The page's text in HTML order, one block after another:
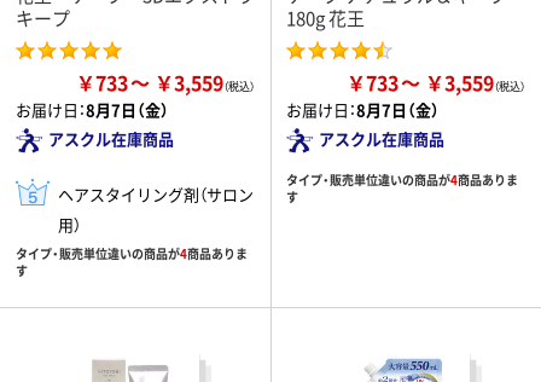
キープ
￥733 ￥3,559
お届け日：8月7日（金）
アスクル在庫商品
ヘアスタイリング剤（サロン
用）
タイプ・販売単位違いの商品が4商品ありま
す
180g 花王
￥733 ￥3,559
お届け日：8月7日（金）
アスクル在庫商品
タイプ・販売単位違いの商品が4商品ありま
す